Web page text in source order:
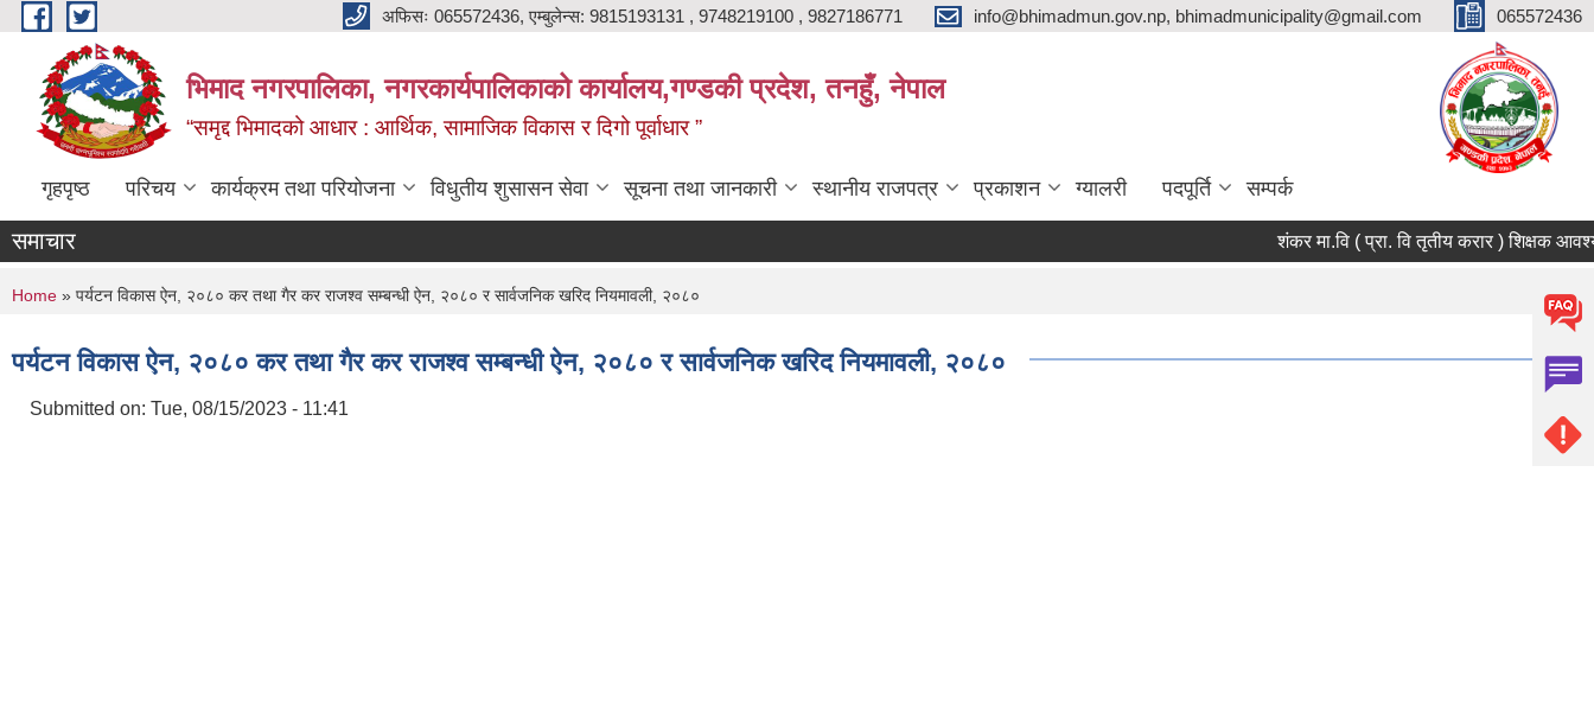
Skip to main content अफिसः 065572436, ‍‍एम्बुलेन्स: 9815193131 , 9748219100 , 9827186771 info@bhimadmun.gov.np, bhimadmunicipality@gmail.com 065572436
भिमाद नगरपालिका, नगरकार्यपालिकाको कार्यालय,गण्डकी प्रदेश, तनहुँ, नेपाल
“समृद्द भिमादको आधार : आर्थिक, सामाजिक विकास र दिगो पूर्वाधार ”
गृहपृष्ठ परिचय कार्यक्रम तथा परियोजना विधुतीय शुसासन सेवा सूचना तथा जानकारी स्थानीय राजपत्र प्रकाशन ग्यालरी पदपूर्ति सम्पर्क
समाचार शंकर मा.वि ( प्रा. वि तृतीय करार ) शिक्षक आवश्यकता
You are here
Home » पर्यटन विकास ऐन, २०८० कर तथा गैर कर राजश्‍व सम्बन्धी ऐन, २०८० र सार्वजनिक खरिद नियमावली, २०८०
पर्यटन विकास ऐन, २०८० कर तथा गैर कर राजश्‍व सम्बन्धी ऐन, २०८० र सार्वजनिक खरिद नियमावली, २०८०
Submitted on: Tue, 08/15/2023 - 11:41